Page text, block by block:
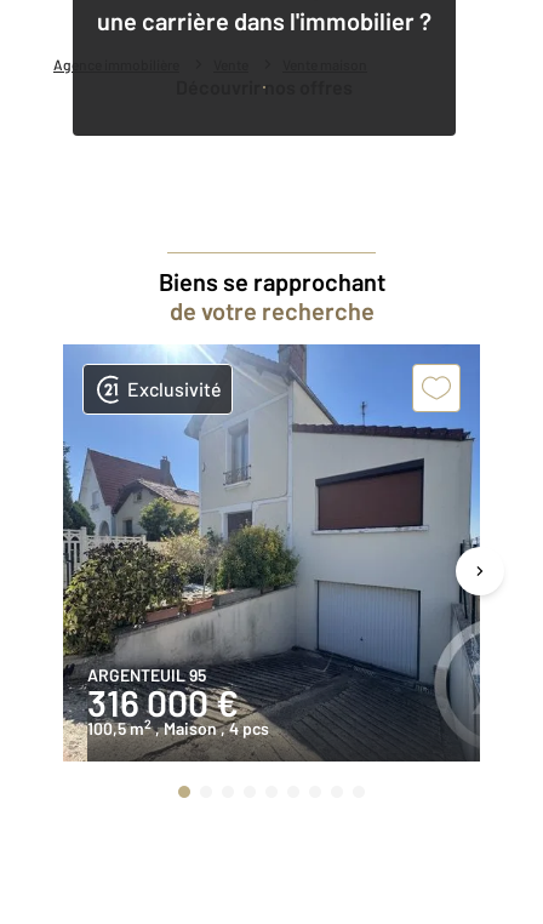
Agence immobilière
une carrière dans l'immobilier ?
Découvrir nos offres
Biens se rapprochant
de votre recherche
Exclusivité
ARGENTEUIL 95
316 000 €
100,5 m2 , Maison, 4 pcs